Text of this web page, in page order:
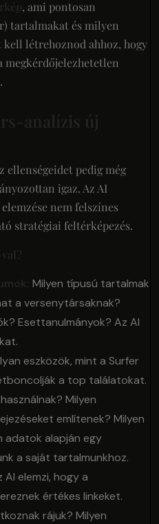
, ami pontosan
tartalmakat és milyen
létrehoznod ahhoz, hogy
megkérdőjelezhetetlen
analízis új
ellenségeidet pedig még
igaz. Az AI
nem felszínes
stratégiai feltérképezés.
Milyen típusú tartalmak
a versenytársaknak?
Esettanulmányok? Az AI
eszközök, mint a Surfer
a top találatokat.
Milyen
említenek? Milyen
adatok alapján egy
a saját tartalmunkhoz.
AI elemzi, hogy a
értékes linkeket.
rájuk? Milyen